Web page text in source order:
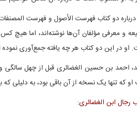
دو کتاب فهرست الأصول و فهرست
و معرفی مؤلفان آن‌ها نوشته‌اند، اما هیچ
او در این دو کتاب هر چه یافته جمع‌آوری
که تنها یک نسخه از آن باقی بود، به دلیلی
رجال ابن الغضائری: